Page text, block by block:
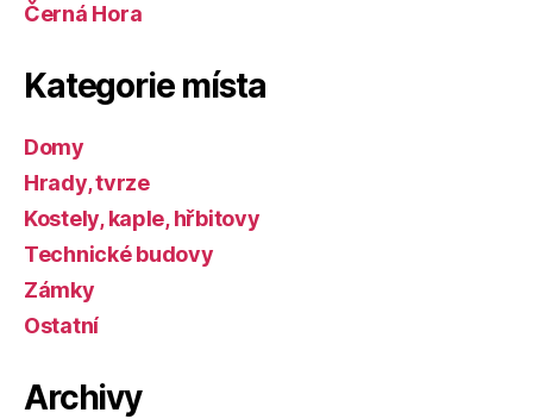
Černá Hora
Kategorie místa
Domy
Hrady, tvrze
Kostely, kaple, hřbitovy
Technické budovy
Zámky
Ostatní
Archivy